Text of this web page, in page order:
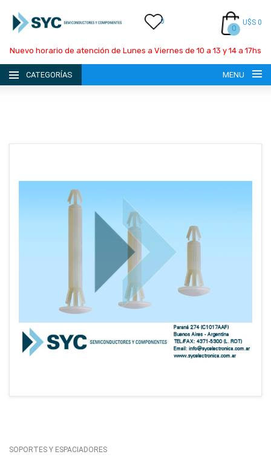
0
0
U$S 0
Nuevo horario de atención de Lunes a Viernes de 10 a 13 y 14 a 17hs
CATEGORÍAS MENU
INICIO
CONTACTO
SOPORTES Y ESPACIADORES